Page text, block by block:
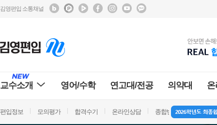
김영편입 소통채널
교수소개 영어/수학 연고대/전공 의약대
편입정보 모의평가 합격수기 온라인상담 종합반 방문상담